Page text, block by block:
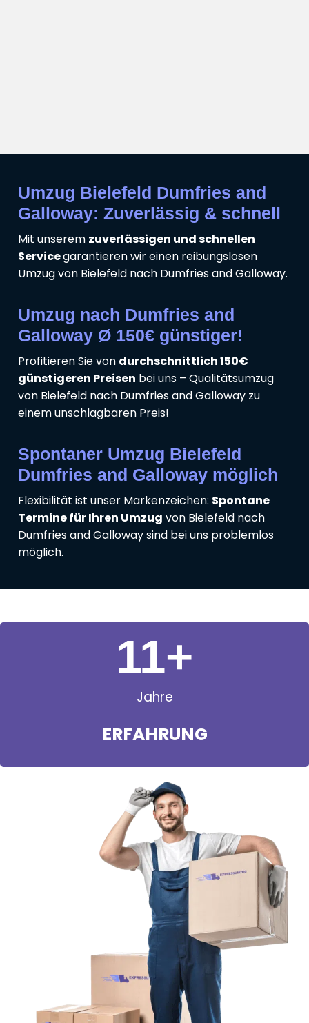
Umzug Bielefeld Dumfries and
Galloway: Zuverlässig & schnell
Mit unserem zuverlässigen und schnellen
Servicegarantieren wir einen reibungslosen
Umzug von Bielefeld nach Dumfries and Galloway.
Umzug nach Dumfries and
Galloway Ø 150€ günstiger!
Profitieren Sie von durchschnittlich 150€
günstigeren Preisen bei uns – Qualitätsumzug
von Bielefeld nach Dumfries and Galloway zu
einem unschlagbaren Preis!
Spontaner Umzug Bielefeld
Dumfries and Galloway möglich
Flexibilität ist unser Markenzeichen: Spontane
Termine für Ihren Umzug von Bielefeld nach
Dumfries and Galloway sind bei uns problemlos
möglich.
Jahre
ERFAHRUNG
11+